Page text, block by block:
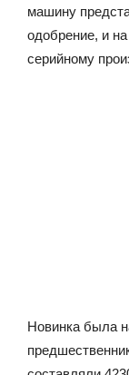
машину
одобрение, и
серийному
Новинка была